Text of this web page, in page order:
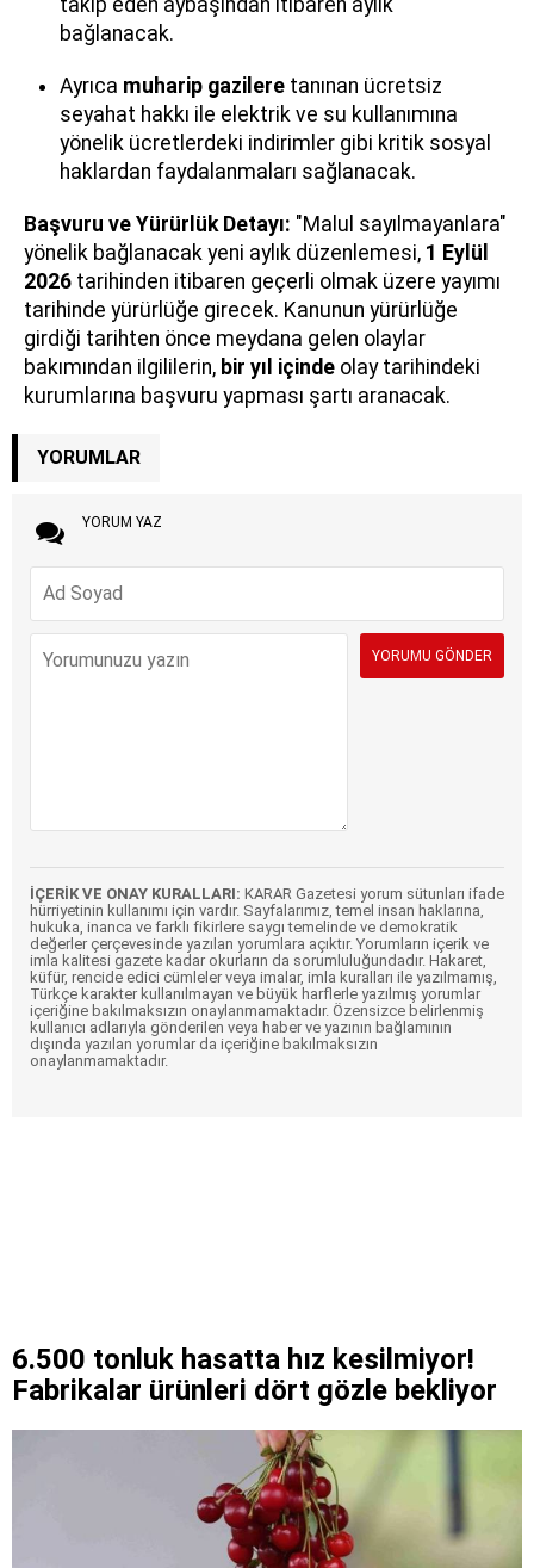
bağlanacak.
Ayrıca muharip gazilere tanınan ücretsiz
seyahat hakkı ile elektrik ve su kullanımına
yönelik ücretlerdeki indirimler gibi kritik sosyal
haklardan faydalanmaları sağlanacak.
Başvuru ve Yürürlük Detayı: "Malul sayılmayanlara"
yönelik bağlanacak yeni aylık düzenlemesi, 1 Eylül
2026 tarihinden itibaren geçerli olmak üzere yayımı
tarihinde yürürlüğe girecek. Kanunun yürürlüğe
girdiği tarihten önce meydana gelen olaylar
bakımından ilgililerin, bir yıl içinde olay tarihindeki
kurumlarına başvuru yapması şartı aranacak.
YORUMLAR
YORUM YAZ
İÇERİK VE ONAY KURALLARI: KARAR Gazetesi yorum sütunları ifade
hürriyetinin kullanımı için vardır. Sayfalarımız, temel insan haklarına,
hukuka, inanca ve farklı fikirlere saygı temelinde ve demokratik
değerler çerçevesinde yazılan yorumlara açıktır. Yorumların içerik ve
imla kalitesi gazete kadar okurların da sorumluluğundadır. Hakaret,
küfür, rencide edici cümleler veya imalar, imla kuralları ile yazılmamış,
Türkçe karakter kullanılmayan ve büyük harflerle yazılmış yorumlar
içeriğine bakılmaksızın onaylanmamaktadır. Özensizce belirlenmiş
kullanıcı adlarıyla gönderilen veya haber ve yazının bağlamının
dışında yazılan yorumlar da içeriğine bakılmaksızın
onaylanmamaktadır.
6.500 tonluk hasatta hız kesilmiyor!
Fabrikalar ürünleri dört gözle bekliyor